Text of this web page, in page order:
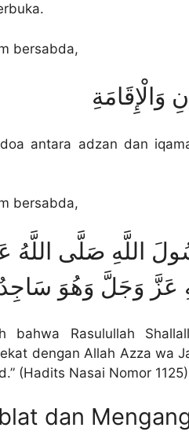
bersabda,
وَالْإِقَامَةِ
antara adzan dan
bersabda,
عَزَّ وَجَلَّ وَهُوَ سَاجِدٌ
bahwa Rasulullah
dengan Allah Azza wa
(Hadits Nasai Nomor 1125)
dan